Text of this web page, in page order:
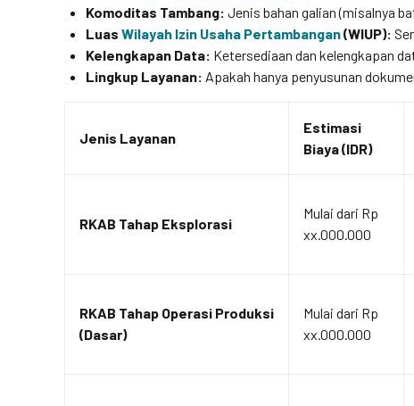
Komoditas Tambang: Jenis bahan galian (misalnya
Luas Wilayah Izin Usaha Pertambangan(WIUP):
Kelengkapan Data: Ketersediaan dan kelengkapan
Lingkup Layanan: Apakah hanya penyusunan
Jenis Layanan
Estimasi
Biaya (IDR)
RKAB Tahap Eksplorasi
Mulai dari Rp
xx.000.000
RKAB Tahap Operasi Produksi
(Dasar)
Mulai dari Rp
xx.000.000